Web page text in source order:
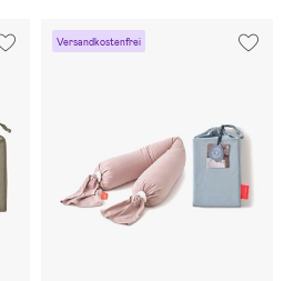
Versandkostenfrei